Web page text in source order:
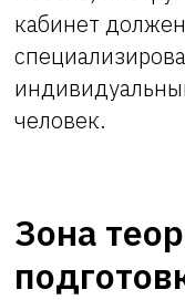
кабинет
человек.
Зона